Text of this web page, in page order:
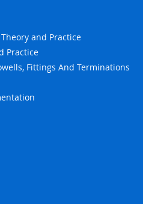
and Practice
Practice
Fittings And Terminations